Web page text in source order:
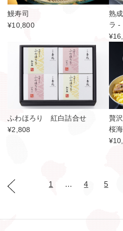
鰻寿司
¥10,800
熟
ラ -
ふわほろり 紅白詰合せ
¥2,808
贅
桜
1 … 4 5